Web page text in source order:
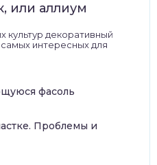
или аллиум
культур декоративный
интересных для
фасоль
Проблемы и